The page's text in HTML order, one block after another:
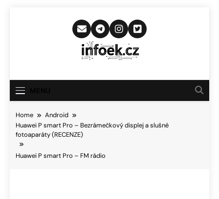
Infoek.cz
Novinkám
Home
Android
Huawei P smart Pro – Bezrámečkový displej a slušné
fotoaparáty (RECENZE)
Huawei P smart Pro – FM rádio